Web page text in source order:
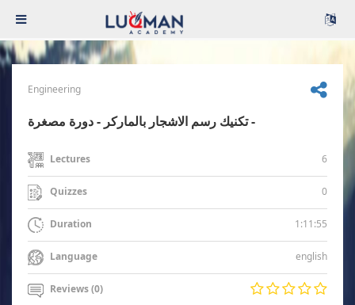
Engineering
تكنيك رسم الاشجار بالماركر - دورة مصغرة -
Lectures 6
Quizzes 0
Duration 1:11:55
Language english
Reviews (0)